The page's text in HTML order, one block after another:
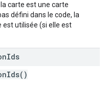
carte est une carte
défini dans le code, la
est utilisée (si elle est
Ids